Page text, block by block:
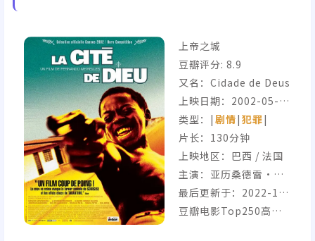
上帝之城
豆瓣评分: 8.9
又名：Cidade de Deus
上映日期：2002-05-1
8(戛纳电影节) / 2002-
08-30(巴西)
类型：| 剧情| 犯罪|
片长：130分钟
上映地区：巴西 / 法国
主演：亚历桑德雷·罗
德里格斯, 莱安德鲁·菲
尔米诺, 菲利佩·哈根
最后更新于：2022-12-
12
豆瓣电影Top250高分